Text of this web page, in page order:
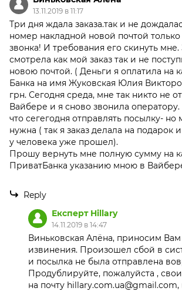
13.11.2019 в 11:17
Три дня ждала заказа.так и не
номер накладной новой почтой
звонка! И требования его скинуть мне.
смотрела как мой заказ так и не
новою почтой. ( Деньги я оплатила на
Банка на имя Жуковская Юлия
грн. Сегодня среда, мне так никто не
Вайбере и я сново звонила
что сегегодня отправлять посылку-
нужна ( так я заказ делала на подарок
у человека уже прошел).
Прошу вернуть мне полную сумму на
ПриватБанка указанию мною в
Reply
Експерт Hillary
14.11.2019 в 14:47
Виньковская Алёна, приносим
извинения. Произошел сбой в
и посылка не была отправлена
Продублируйте, пожалуйста ,
на почту hillary.com.ua@gmail.com,